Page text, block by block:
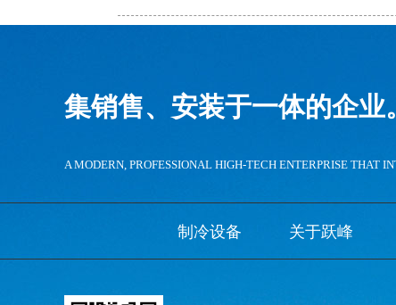
集销售、安装于一体的企业
A MODERN, PROFESSIONAL HIGH-TECH ENTERPRISE THAT
制冷设备 关于跃峰